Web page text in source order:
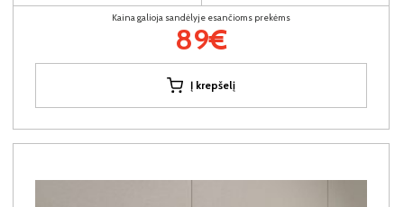
Kaina galioja sandėlyje esančioms prekėms
89€
Į krepšelį